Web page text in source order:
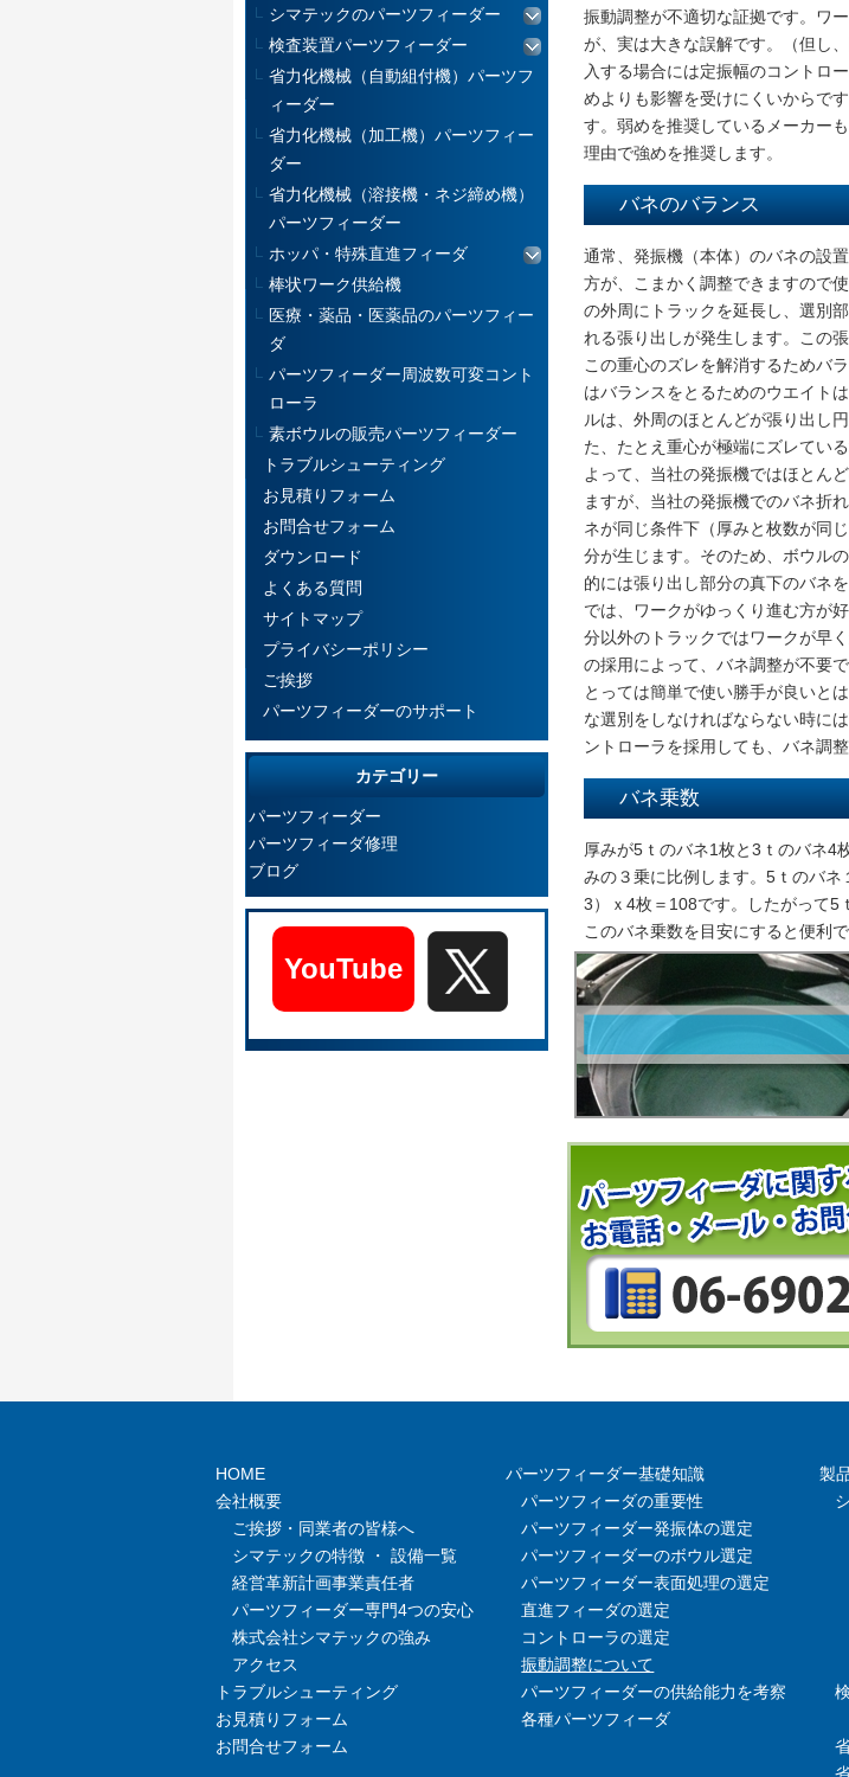
振動調整が不適切な証拠です。ワ
が、実は大きな誤解です。（但し
入する場合には定振幅のコントロ
めよりも影響を受けにくいからで
す。弱めを推奨しているメーカー
理由で強めを推奨します。
バネのバランス
通常、発振機（本体）のバネの設
方が、こまかく調整できますので
の外周にトラックを延長し、選別
れる張り出しが発生します。この
この重心のズレを解消するためバ
はバランスをとるためのウエイト
ルは、外周のほとんどが張り出し
た、たとえ重心が極端にズレてい
よって、当社の発振機ではほとん
ますが、当社の発振機でのバネ折
ネが同じ条件下（厚みと枚数が同
分が生じます。そのため、ボウル
的には張り出し部分の真下のバネ
では、ワークがゆっくり進む方が
分以外のトラックではワークが早
の採用によって、バネ調整が不要
とっては簡単で使い勝手が良いと
な選別をしなければならない時に
ントローラを採用しても、バネ調
バネ乗数
厚みが5ｔのバネ1枚と3ｔのバネ4
みの３乗に比例します。5ｔのバ
3）ｘ4枚＝108です。したがって5
このバネ乗数を目安にすると便利で
シマテックのパーツフィーダー
検査装置パーツフィーダー
省力化機械（自動組付機）パーツフ
ィーダー
省力化機械（加工機）パーツフィー
ダー
省力化機械（溶接機・ネジ締め機）
パーツフィーダー
ホッパ・特殊直進フィーダ
棒状ワーク供給機
医療・薬品・医薬品のパーツフィー
ダ
パーツフィーダー周波数可変コント
ローラ
素ボウルの販売パーツフィーダー
トラブルシューティング
お見積りフォーム
お問合せフォーム
ダウンロード
よくある質問
サイトマップ
プライバシーポリシー
ご挨拶
パーツフィーダーのサポート
カテゴリー
パーツフィーダー
パーツフィーダ修理
ブログ
YouTube
HOME
会社概要
ご挨拶・同業者の皆様へ
シマテックの特徴 ・ 設備一覧
経営革新計画事業責任者
パーツフィーダー専門4つの安心
株式会社シマテックの強み
アクセス
トラブルシューティング
お見積りフォーム
お問合せフォーム
パーツフィーダー基礎知識
パーツフィーダの重要性
パーツフィーダー発振体の選定
パーツフィーダーのボウル選定
パーツフィーダー表面処理の選定
直進フィーダの選定
コントローラの選定
振動調整について
パーツフィーダーの供給能力を考察
各種パーツフィーダ
製